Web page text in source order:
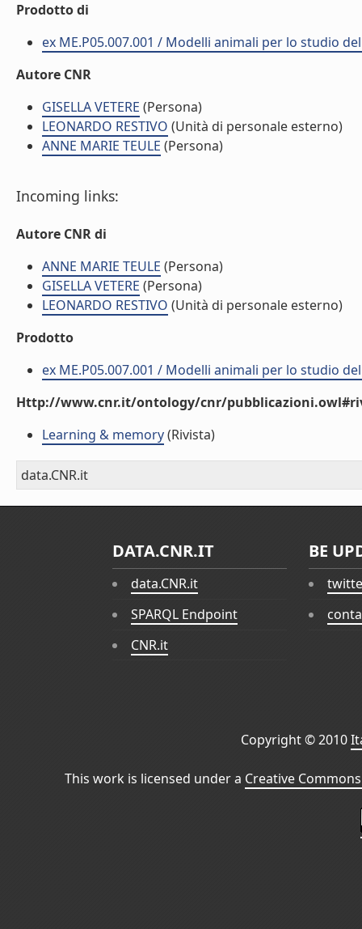
Prodotto di
ex ME.P05.007.001 / Modelli animali per lo studio
Autore CNR
GISELLA VETERE (Persona)
LEONARDO RESTIVO (Unità di personale esterno)
ANNE MARIE TEULE (Persona)
Incoming links:
Autore CNR di
ANNE MARIE TEULE (Persona)
GISELLA VETERE (Persona)
LEONARDO RESTIVO (Unità di personale esterno)
Prodotto
ex ME.P05.007.001 / Modelli animali per lo studio
Http://www.cnr.it/ontology/cnr/
Learning & memory(Rivista)
data.CNR.it
DATA.CNR.IT
data.CNR.it
SPARQL Endpoint
CNR.it
BE
Copyright © 2010
This work is licensed under a Creative